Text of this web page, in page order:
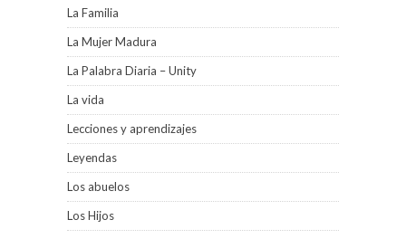
La Familia
La Mujer Madura
La Palabra Diaria – Unity
La vida
Lecciones y aprendizajes
Leyendas
Los abuelos
Los Hijos